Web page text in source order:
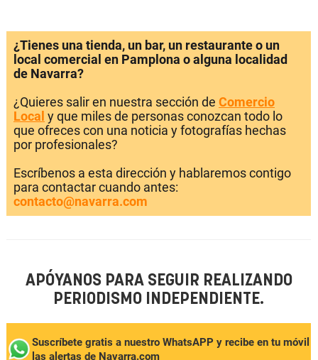
¿Tienes una tienda, un bar, un restaurante o un
local comercial en Pamplona o alguna localidad
de Navarra?
¿Quieres salir en nuestra sección de Comercio
Local y que miles de personas conozcan todo lo
que ofreces con una noticia y fotografías hechas
por profesionales?
Escríbenos a esta dirección y hablaremos contigo
para contactar cuando antes:
contacto@navarra.com
APÓYANOS PARA SEGUIR REALIZANDO
PERIODISMO INDEPENDIENTE.
Suscríbete gratis a nuestro WhatsAPP y recibe en tu móvil
las alertas de Navarra.com